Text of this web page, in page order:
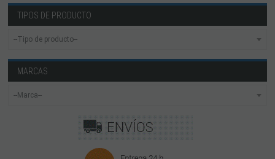
TIPOS DE PRODUCTO
MARCAS